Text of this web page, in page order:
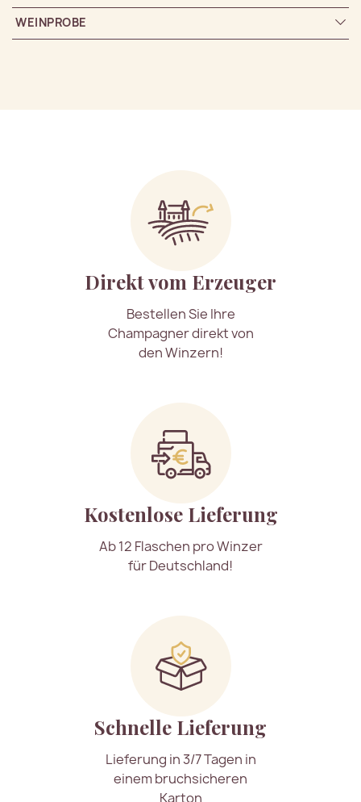
WEINPROBE
Direkt vom Erzeuger
Bestellen Sie Ihre
Champagner direkt von
den Winzern!
Kostenlose Lieferung
Ab 12 Flaschen pro Winzer
für Deutschland!
Schnelle Lieferung
Lieferung in 3/7 Tagen in
einem bruchsicheren
Karton